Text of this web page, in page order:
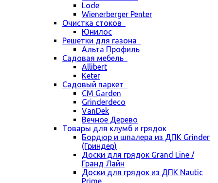
Lode
Wienerberger Penter
Очистка стоков
Юнилос
Решетки для газона
Альта Профиль
Садовая мебель
Allibert
Keter
Садовый паркет
CM Garden
Grinderdeco
VanDek
Вечное Дерево
Товары для клумб и грядок
Бордюр и шпалера из ДПК Grinder
(Гриндер)
Доски для грядок Grand Line /
Гранд Лайн
Доски для грядок из ДПК Nautic
Prime